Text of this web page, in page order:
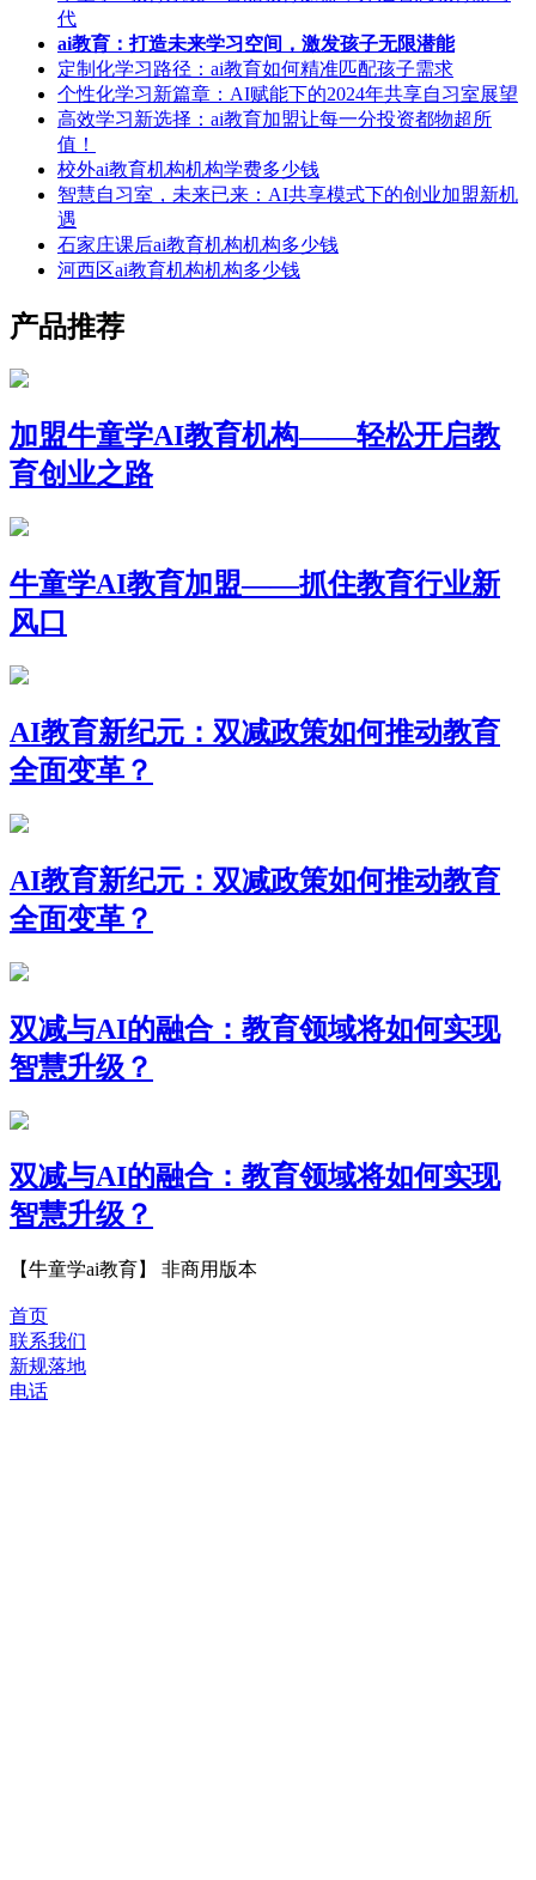
代
ai教育：打造未来学习空间，激发孩子无限潜能
定制化学习路径：ai教育如何精准匹配孩子需求
个性化学习新篇章：AI赋能下的2024年共享自习室展望
高效学习新选择：ai教育加盟让每一分投资都物超所
值！
校外ai教育机构机构学费多少钱
智慧自习室，未来已来：AI共享模式下的创业加盟新机
遇
石家庄课后ai教育机构机构多少钱
河西区ai教育机构机构多少钱
产品推荐
加盟牛童学AI教育机构——轻松开启教
育创业之路
牛童学AI教育加盟——抓住教育行业新
风口
AI教育新纪元：双减政策如何推动教育
全面变革？
AI教育新纪元：双减政策如何推动教育
全面变革？
双减与AI的融合：教育领域将如何实现
智慧升级？
双减与AI的融合：教育领域将如何实现
智慧升级？
【牛童学ai教育】 非商用版本
首页
联系我们
新规落地
电话